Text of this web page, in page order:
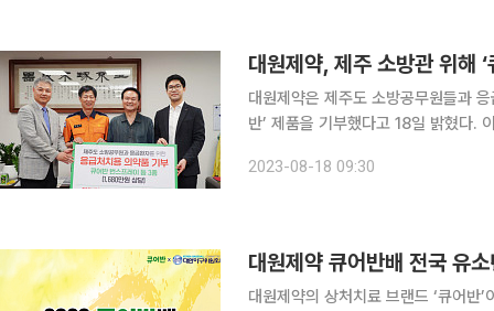
대원제약, 제주 소방관 위해
대원제약은 제주도 소방공무원들과
반’ 제품을 기부했다고 18일 밝혔다. 이번 기부는 대원제약과 초기 화상용 제품인 ‘큐어반 번스프레
기부식에는 김희현 제주특별자치도
2023-08-18 09:30
대원제약 큐어반배 전국 유
대원제약의 상처치료 브랜드 ‘큐어반